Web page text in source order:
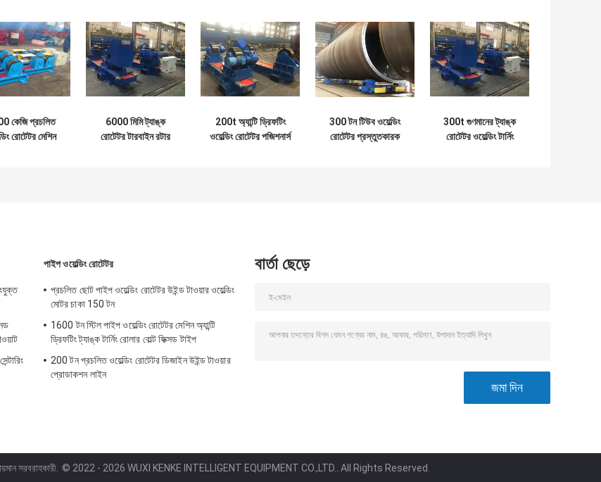
কেজি প্রচলিত
রোটেটর মেশিন
6000 মিমি ট্যাঙ্ক
রোটেটর টারবাইন রটার
200t অ্যান্টি ড্রিফটিং
ওয়েল্ডিং রোটেটর পজিশনার্স
300 টন টিউব ওয়েল্ডিং
রোটেটর প্রস্তুতকারক
300t গুণমানের ট্যাঙ্ক
রোটেটর ওয়েল্ডিং টার্নিং
পাইপ ওয়েল্ডিং রোটেটর
প্রচলিত ছোট পাইপ ওয়েল্ডিং রোটেটর উইন্ড টাওয়ার ওয়েল্ডিং
মোটর চাকা 150 টন
1600 টন স্টিল পাইপ ওয়েল্ডিং রোটেটর মেশিন অ্যান্টি
ড্রিফটিং ট্যাঙ্ক টার্নিং রোলার বোল্ট ফিক্সড টাইপ
200 টন প্রচলিত ওয়েল্ডিং রোটেটর ডিজাইন উইন্ড টাওয়ার
প্রোডাকশন লাইন
বার্তা ছেড়ে
সরবরাহকারী. © 2022 - 2026 WUXI KENKE INTELLIGENT EQUIPMENT CO.,LTD.. All Rights Reserved.